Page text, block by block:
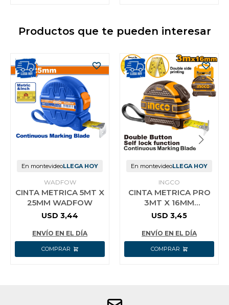
Productos que te pueden interesar
En montevideoLLEGA HOY
WADFOW
CINTA METRICA 5MT X
25MM WADFOW
USD 3,44
ENVÍO EN EL DÍA
En montevideoLLEGA HOY
INGCO
CINTA METRICA PRO
3MT X 16MM
HSMT08316 INGCO
USD 3,45
ENVÍO EN EL DÍA